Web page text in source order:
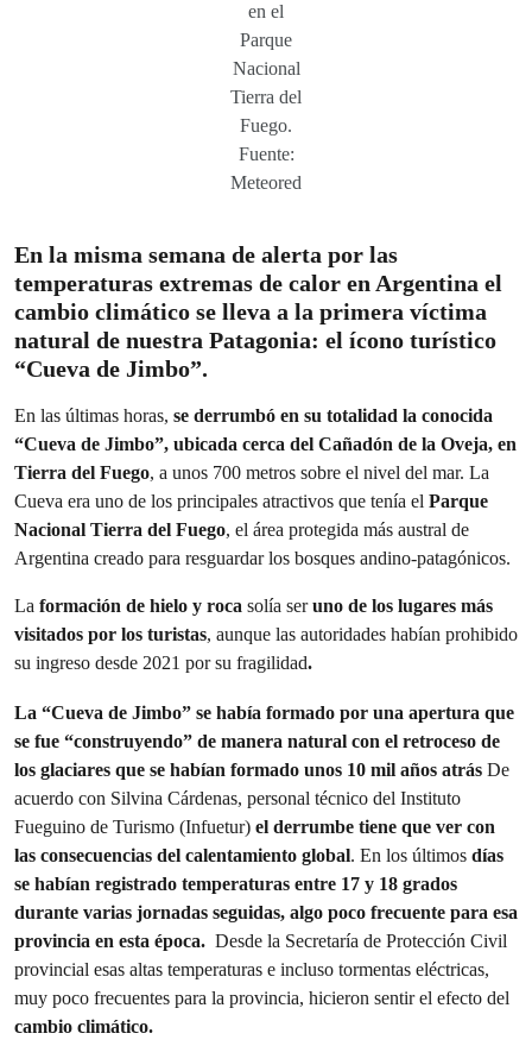
en el
Parque
Nacional
Tierra del
Fuego.
Fuente:
Meteored
En la misma semana de alerta por las
temperaturas extremas de calor en Argentina el
cambio climático se lleva a la primera víctima
natural de nuestra Patagonia: el ícono turístico
“Cueva de Jimbo”.
En las últimas horas, se derrumbó en su totalidad la conocida
“Cueva de Jimbo”, ubicada cerca del Cañadón de la Oveja, en
Tierra del Fuego, a unos 700 metros sobre el nivel del mar. La
Cueva era uno de los principales atractivos que tenía el Parque
Nacional Tierra del Fuego, el área protegida más austral de
Argentina creado para resguardar los bosques andino-patagónicos.
La formación de hielo y roca solía seruno de los lugares más
visitados por los turistas, aunque las autoridades habían prohibido
su ingreso desde 2021 por su fragilidad.
La “Cueva de Jimbo” se había formado por una apertura que
se fue “construyendo” de manera natural con el retroceso de
los glaciares que se habían formado unos 10 mil años atrás De
acuerdo con Silvina Cárdenas, personal técnico del Instituto
Fueguino de Turismo (Infuetur) el derrumbe tiene que ver con
las consecuencias del calentamiento global. En los últimos días
se habían registrado temperaturas entre 17 y 18 grados
durante varias jornadas seguidas, algo poco frecuente para esa
provincia en esta época. Desde la Secretaría de Protección Civil
provincial esas altas temperaturas e incluso tormentas eléctricas,
muy poco frecuentes para la provincia, hicieron sentir el efecto del
cambio climático.